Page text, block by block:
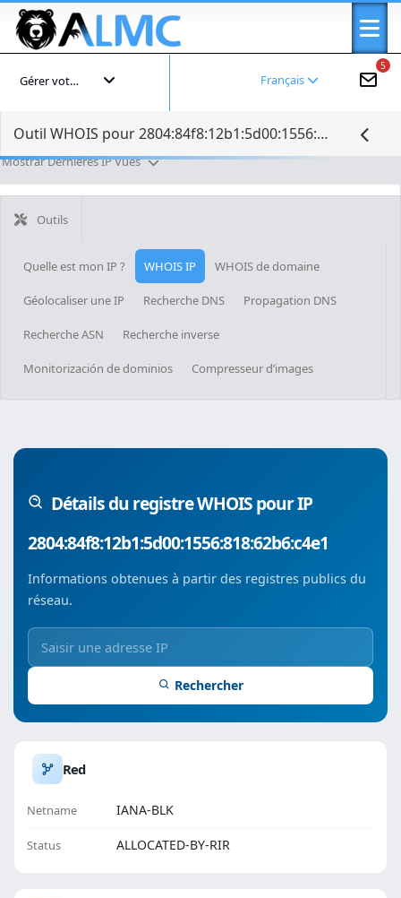
5
Français
Gérer votre compte
Outil WHOIS pour 2804:84f8:12b1:5d00:1556:818:62b6:c4e1
Mostrar Dernières IP Vues
Outils
Quelle est mon IP ? WHOIS IP WHOIS de domaine
Géolocaliser une IP Recherche DNS Propagation DNS
Recherche ASN Recherche inverse
Monitorización de dominios Compresseur d’images
Détails du registre WHOIS pour IP
2804:84f8:12b1:5d00:1556:818:62b6:c4e1
Informations obtenues à partir des registres publics du
réseau.
Rechercher
Red
Netname IANA-BLK
Status ALLOCATED-BY-RIR